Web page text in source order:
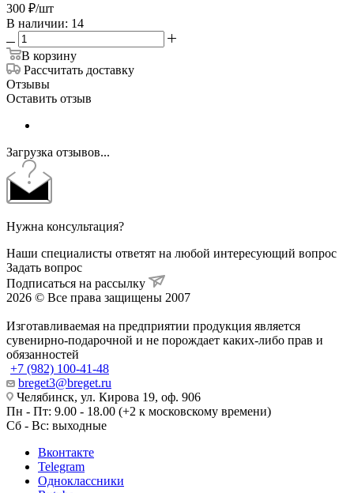
300 ₽/шт
В наличии: 14
В корзину
Рассчитать доставку
Отзывы
Оставить отзыв
Загрузка отзывов...
Нужна консультация?
Наши специалисты ответят на любой интересующий вопрос
Задать вопрос
Подписаться на рассылку
2026 © Все права защищены 2007
Изготавливаемая на предприятии продукция является
сувенирно-подарочной и не порождает каких-либо прав и
обязанностей
+7 (982) 100-41-48
breget3@breget.ru
Челябинск, ул. Кирова 19, оф. 906
Пн - Пт: 9.00 - 18.00 (+2 к московскому времени)
Сб - Вс: выходные
Вконтакте
Telegram
Одноклассники